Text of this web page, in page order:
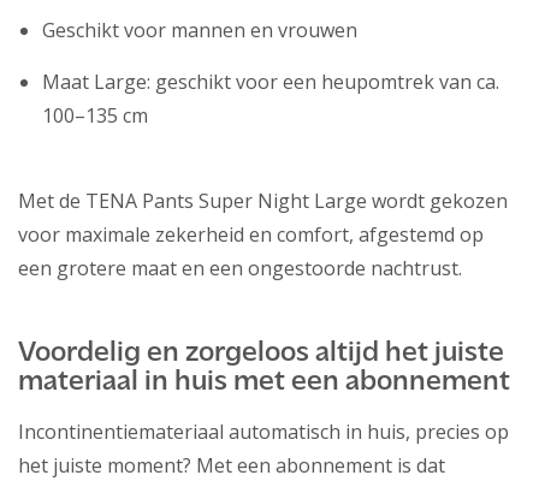
Geschikt voor mannen en vrouwen
Maat Large: geschikt voor een heupomtrek van ca.
100–135 cm
Met de TENA Pants Super Night Large wordt gekozen
voor maximale zekerheid en comfort, afgestemd op
een grotere maat en een ongestoorde nachtrust.
Voordelig en zorgeloos altijd het juiste
materiaal in huis met een abonnement
Incontinentiemateriaal automatisch in huis, precies op
het juiste moment? Met een abonnement is dat